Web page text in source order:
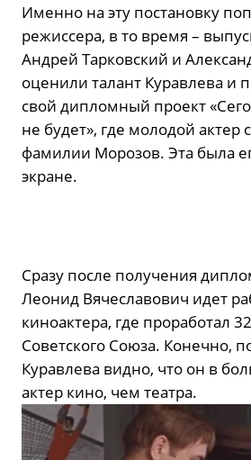
Именно на эту постановку
режиссера, в то время –
Андрей Тарковский и
оценили талант Куравлева и
свой дипломный проект
не будет», где молодой актер
фамилии Морозов. Эта была
экране.
Сразу после получения
Леонид Вячеславович идет
киноактера, где проработал
Советского Союза. Конечно,
Куравлева видно, что он в
актер кино, чем театра.